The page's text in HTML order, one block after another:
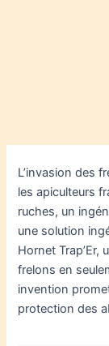
L’invasion des
les apiculteurs
ruches, un
une solution
Hornet Trap’Er,
frelons en
invention
protection des